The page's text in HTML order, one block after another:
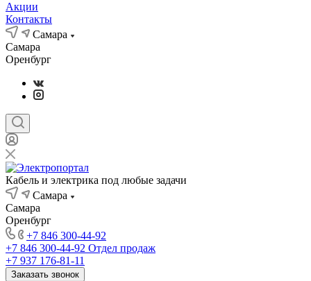
Акции
Контакты
Самара
Самара
Оренбург
Кабель и электрика под любые задачи
Самара
Самара
Оренбург
+7 846 300-44-92
+7 846 300-44-92 Отдел продаж
+7 937 176-81-11
Заказать звонок